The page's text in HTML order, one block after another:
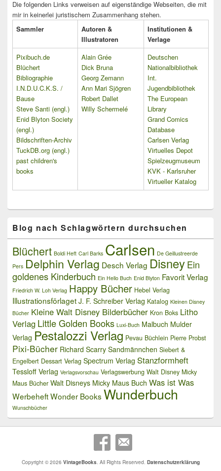
Die folgenden Links verweisen auf eigenständige Webseiten, die mit
mir in keinerlei juristischem Zusammenhang stehen.
Sammler
Autoren &
Illustratoren
Institutionen &
Verlage
Pixibuch.de
Blüchert
Bibliographie
I.N.D.U.C.K.S. /
Bause
Steve Santi (engl.)
Enid Blyton Society
(engl.)
Bildschriften-Archiv
TuckDB.org (engl.)
past children's
books
Alain Grée
Dick Bruna
Georg Zemann
Ann Mari Sjögren
Robert Dallet
Willy Schermelé
Deutschen
Nationalbibliothek
Int.
Jugendbibliothek
The European
Library
Grand Comics
Database
Carlsen Verlag
Virtuelles Depot
Spielzeugmuseum
KVK - Karlsruher
Virtueller Katalog
Blog nach Schlagwörtern durchsuchen
Blüchert Boldi Heft Carl Barks Carlsen De Geillustreerde
Pers Delphin Verlag Desch Verlag DisneyEin
goldenes Kinderbuch Ein Hello Buch Enid Blyton Favorit Verlag
Friedrich W. Loh Verlag Happy Bücher Hebel Verlag
Illustrationsförlaget J. F. Schreiber Verlag Katalog Kleinen Disney
Bücher Kleine Walt Disney Bilderbücher Kron Boks Litho
Verlag Little Golden Books Luxi-Buch Malbuch Mulder
Verlag Pestalozzi Verlag Pevau Büchlein Pierre Probst
Pixi-Bücher Richard Scarry Sandmännchen Siebert &
Engelbert Dessart Verlag Spectrum Verlag Stanzformheft
Tessloff Verlag Verlagsvorschau Verlagswerbung Walt Disney Micky
Maus Bücher Walt Disneys Micky Maus Buch Was ist Was
WerbeheftWonder Books Wunderbuch
Wunschbücher
Copyright © 2026 VintageBooks. All Rights Reserved. Datenschutzerklärung